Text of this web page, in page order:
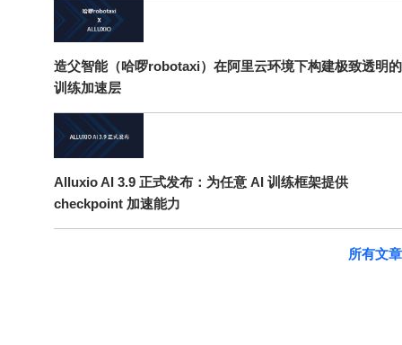
造父智能（哈啰robotaxi）在阿里云环境下构建极致透明的
训练加速层
Alluxio AI 3.9 正式发布：为任意 AI 训练框架提供
checkpoint 加速能力
所有文章